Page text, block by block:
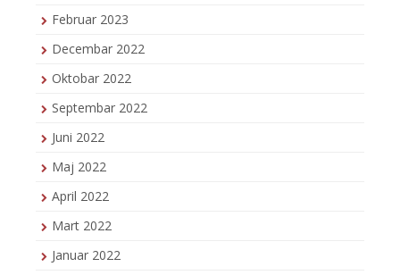
Februar 2023
Decembar 2022
Oktobar 2022
Septembar 2022
Juni 2022
Maj 2022
April 2022
Mart 2022
Januar 2022